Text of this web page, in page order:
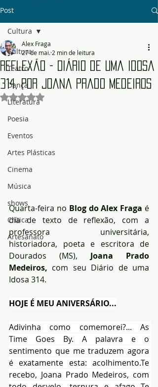
Post
Cultura
Teatro
Dança
Literatura
Poesia
Eventos
Artes Plásticas
Cinema
Música
shows
Crítica
Artesanato
Cultura
Reflexão - Diário de uma Idosa
314, por Joana Prado Medeiros
Alex Fraga
27 de mai. 2 min de leitura
Avaliado com NaN de 5 estrelas.
Quarta-feira no Blog do Alex Fraga é
dia de texto de reflexão, com a
professora universitária,
historiadora, poeta e escritora de
Dourados (MS), Joana Prado
Medeiros, com seu Diário de uma
Idosa 314.
HOJE É MEU ANIVERSÁRIO...
Adivinha como comemorei?... As
Time Goes By. A palavra e o
sentimento que me traduzem agora
é exatamente esta: acolhimento.Te
recebo, Joana Prado Medeiros, com